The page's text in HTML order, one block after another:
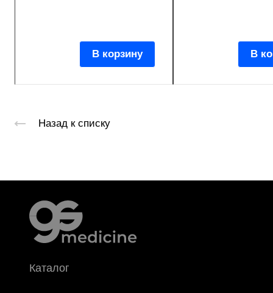
В корзину В
Назад к списку
Каталог